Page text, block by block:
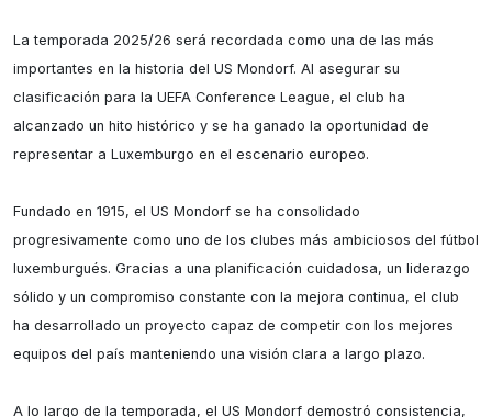
La temporada 2025/26 será recordada como una de las más
importantes en la historia del US Mondorf. Al asegurar su
clasificación para la UEFA Conference League, el club ha
alcanzado un hito histórico y se ha ganado la oportunidad de
representar a Luxemburgo en el escenario europeo.
Fundado en 1915, el US Mondorf se ha consolidado
progresivamente como uno de los clubes más ambiciosos del fútbol
luxemburgués. Gracias a una planificación cuidadosa, un liderazgo
sólido y un compromiso constante con la mejora continua, el club
ha desarrollado un proyecto capaz de competir con los mejores
equipos del país manteniendo una visión clara a largo plazo.
A lo largo de la temporada, el US Mondorf demostró consistencia,